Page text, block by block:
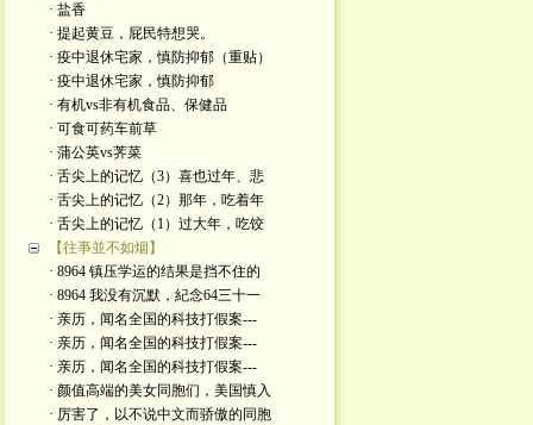
· 盐香
· 提起黄豆，屁民特想哭。
· 疫中退休宅家，慎防抑郁（重贴）
· 疫中退休宅家，慎防抑郁
· 有机vs非有机食品、保健品
· 可食可药车前草
· 蒲公英vs荠菜
· 舌尖上的记忆（3）喜也过年、悲
· 舌尖上的记忆（2）那年，吃着年
· 舌尖上的记忆（1）过大年，吃饺
【往亊並不如烟】
· 8964 镇压学运的结果是挡不住的
· 8964 我没有沉默，紀念64三十一
· 亲历，闻名全国的科技打假案---
· 亲历，闻名全国的科技打假案---
· 亲历，闻名全国的科技打假案---
· 颜值高端的美女同胞们，美国慎入
· 厉害了，以不说中文而骄傲的同胞